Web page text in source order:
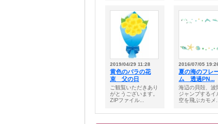
2019/04/29 11:28
黄色のバラの花
束 父の日
ご観覧いただきあり
がとうございます。
ZIPファイル...
2016/07/05
夏の海のフレ
ム 透過PN...
海辺の貝殻、波
ジャンプするイ
空を飛ぶカモメ